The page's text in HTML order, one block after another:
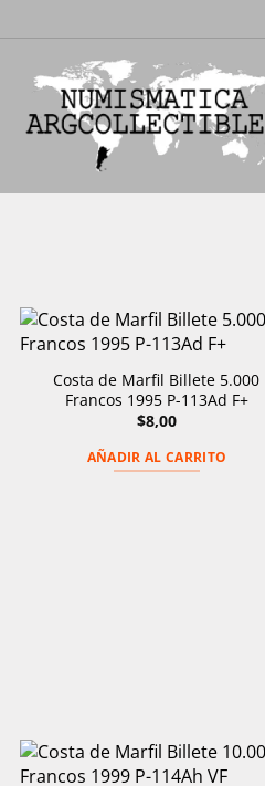
Costa de Marfil Billete 5.000
Francos 1995 P-113Ad F+
$8,00
AÑADIR AL CARRITO